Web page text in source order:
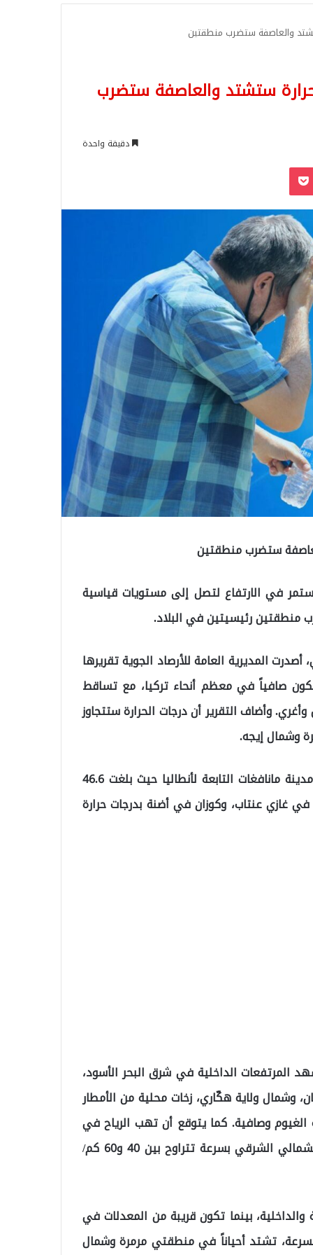
والعاصفة ستضرب منطقتين
ستشتد والعاصفة ستضرب
دقيقة واحدة
‫Pocket
ستضرب منطقتين
في الارتفاع لتصل إلى مستويات قياسية
منطقتين رئيسيتين في البلاد.
المديرية العامة للأرصاد الجوية تقريرها
صافياً في معظم أنحاء تركيا، مع تساقط
وأضاف التقرير أن درجات الحرارة ستتجاوز
وشمال إيجه.
وأشار التقرير إلى أن أعلى درجة حرارة سجلت كانت في مدينة مانافغات التابعة لأنطاليا حيث بلغت 46.6
غازي عنتاب، وكوزان في أضنة بدرجات حرارة
المرتفعات الداخلية في شرق البحر الأسود،
ولاية هكّاري، زخات محلية من الأمطار
وصافية. كما يتوقع أن تهب الرياح في
منطقتي مرمرة وشمال إيجه من الاتجاهين الشمالي والشمالي الشرقي بسرعة تتراوح بين 40 و60 كم/
بينما تكون قريبة من المعدلات في
تشتد أحياناً في منطقتي مرمرة وشمال